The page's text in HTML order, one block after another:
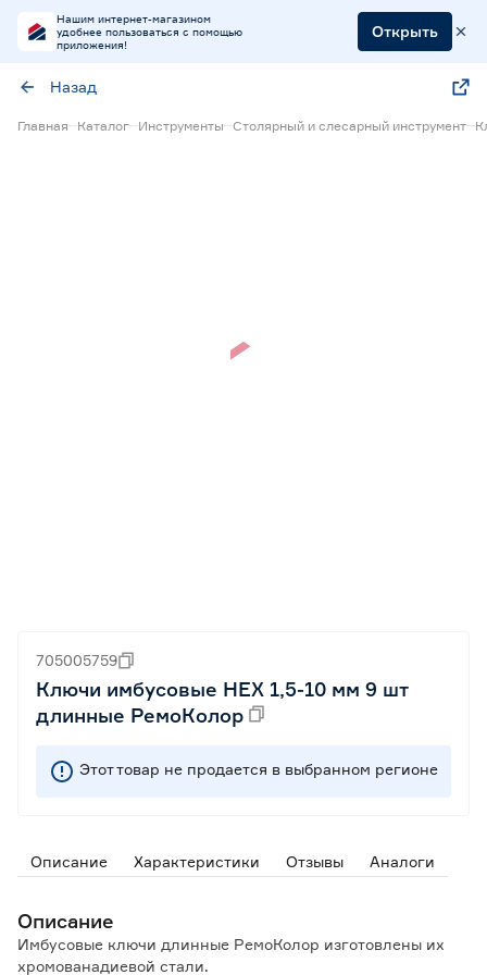
Нашим интернет-магазином
удобнее пользоваться с помощью
приложения!
Открыть
Назад
Главная Каталог Инструменты Столярный и слесарный инструмент
705005759
Ключи имбусовые HEX 1,5-10 мм 9 шт
длинные РемоКолор
Этот товар не продается в выбранном регионе
Описание Характеристики Отзывы Аналоги
Описание
Имбусовые ключи длинные РемоКолор изготовлены их
хромованадиевой стали.